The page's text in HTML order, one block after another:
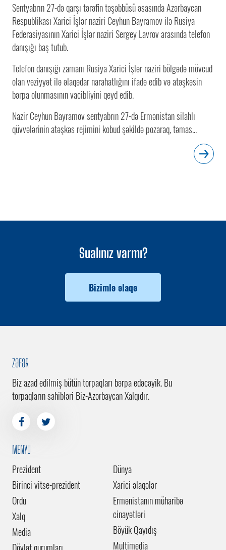
Sentyabrın 27-də qarşı tərəfin təşəbbüsü əsasında Azərbaycan
Respublikası Xarici İşlər naziri Ceyhun Bayramov ilə Rusiya
Federasiyasının Xarici İşlər naziri Sergey Lavrov arasında telefon
danışığı baş tutub.
Telefon danışığı zamanı Rusiya Xarici İşlər naziri bölgədə mövcud
olan vəziyyət ilə əlaqədar narahatlığını ifadə edib və atəşkəsin
bərpa olunmasının vacibliyini qeyd edib.
Nazir Ceyhun Bayramov sentyabrın 27-də Ermənistan silahlı
qüvvələrinin atəşkəs rejimini kobud şəkildə pozaraq, təmas...
Sualınız varmı?
Bizimlə əlaqə
ZƏFƏR
Biz azad edilmiş bütün torpaqları bərpa edəcəyik. Bu
torpaqların sahibləri Biz-Azərbaycan Xalqıdır.
MENYU
Prezident
Birinci vitse-prezident
Ordu
Xalq
Media
Dünya
Xarici əlaqələr
Ermənistanın müharibə
cinayətləri
Böyük Qayıdış
Multimedia